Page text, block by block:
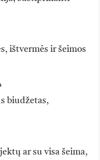
ištvermės ir šeimos
biudžetas,
ar su visa šeima,